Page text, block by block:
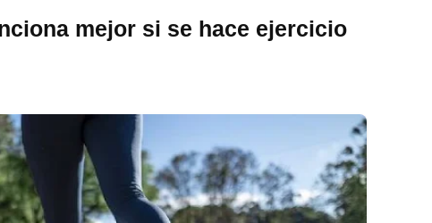
mejor si se hace ejercicio